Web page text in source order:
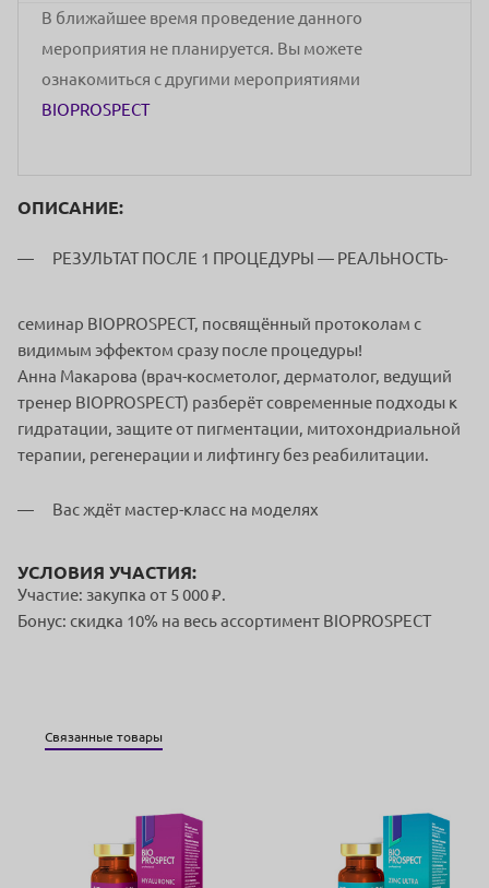
В ближайшее время проведение данного
мероприятия не планируется. Вы можете
ознакомиться с другими мероприятиями
BIOPROSPECT
ОПИСАНИЕ:
РЕЗУЛЬТАТ ПОСЛЕ 1 ПРОЦЕДУРЫ — РЕАЛЬНОСТЬ-
семинар BIOPROSPECT, посвящённый протоколам с
видимым эффектом сразу после процедуры!
Анна Макарова (врач-косметолог, дерматолог, ведущий
тренер BIOPROSPECT) разберёт современные подходы к
гидратации, защите от пигментации, митохондриальной
терапии, регенерации и лифтингу без реабилитации.
Вас ждёт мастер-класс на моделях
УСЛОВИЯ УЧАСТИЯ:
Участие: закупка от 5 000 ₽.
Бонус: скидка 10% на весь ассортимент BIOPROSPECT
Связанные товары